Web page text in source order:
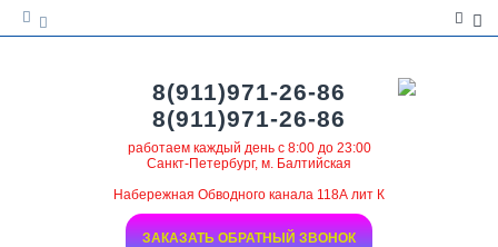
8(911)971-26-86
8(911)971-26-86
работаем каждый день с 8:00 до 23:00
Санкт-Петербург, м. Балтийская
Набережная Обводного канала 118А лит К
ЗАКАЗАТЬ ОБРАТНЫЙ ЗВОНОК